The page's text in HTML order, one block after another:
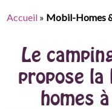
Accueil » Mobil-Homes
Le
propose la
homes